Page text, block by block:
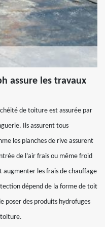
assure les travaux
de toiture est assurée par
Ils assurent tous
les planches de rive assurent
de l’air frais ou même froid
les frais de chauffage
dépend de la forme de toit
poser des produits hydrofuges
toiture.